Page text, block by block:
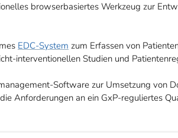
browserbasiertes Werkzeug zur
EDC-System zum Erfassen von
interventionellen Studien und
Software zur Umsetzung von
Anforderungen an ein GxP-reguliertes